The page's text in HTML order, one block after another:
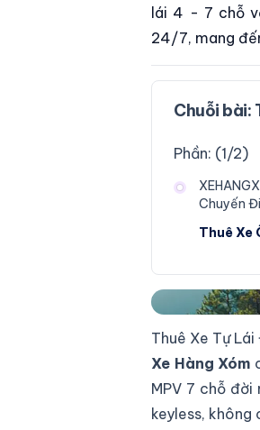
lái 4 - 7 chỗ
24/7, mang
Chuỗi bài:
Phần: (1/2)
Chuyến
Thuê Xe
Thuê xe tự lái
Thuê Xe Tự
Xe Hàng Xóm
MPV 7 chỗ
keyless, không